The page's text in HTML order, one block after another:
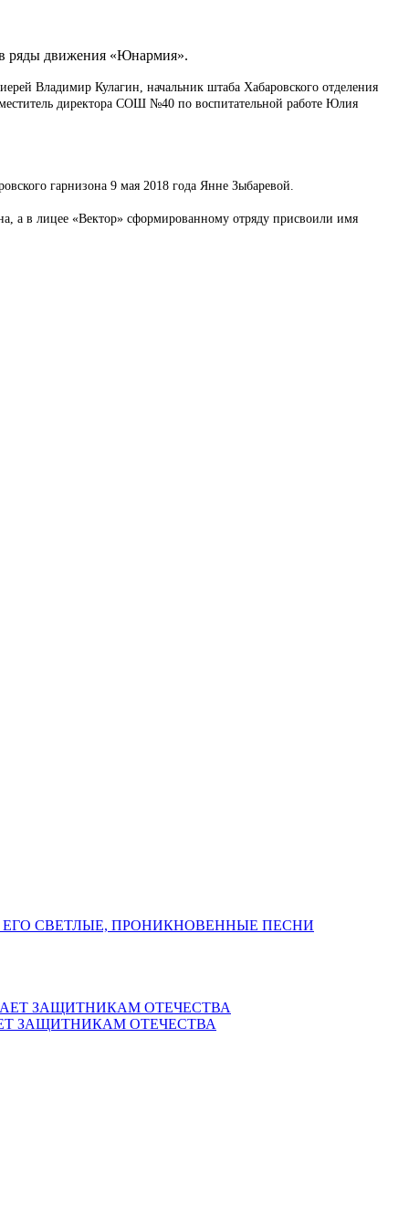
в ряды движения «Юнармия».
Владимир Кулагин, начальник штаба Хабаровского отделения
директора СОШ №40 по воспитательной работе Юлия
гарнизона 9 мая 2018 года Янне Зыбаревой.
а в лицее «Вектор» сформированному отряду присвоили имя
СВЕТЛЫЕ, ПРОНИКНОВЕННЫЕ ПЕСНИ
ЗАЩИТНИКАМ ОТЕЧЕСТВА